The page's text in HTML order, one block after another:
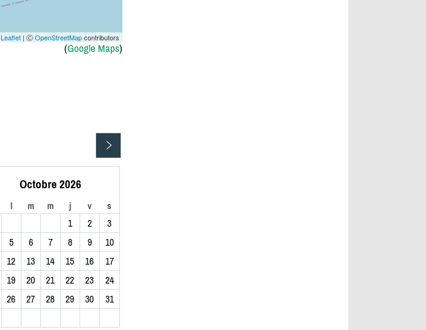
Leaflet| ⒸOpenStreetMapcontributors
(Google Maps)
Octobre 2026
l m m j v s
1 2
3
5 6 7 8 9
10
12 13 14 15 16
17
19 20 21 22 23
24
26 27 28 29 30 31